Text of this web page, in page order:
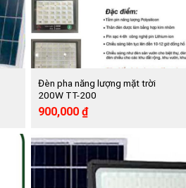
Đèn pha năng lượng mặt trời
200W TT-200
Giá
1,825,000 ₫.
900,000 ₫Giá
hiện
là:
900,000 ₫.